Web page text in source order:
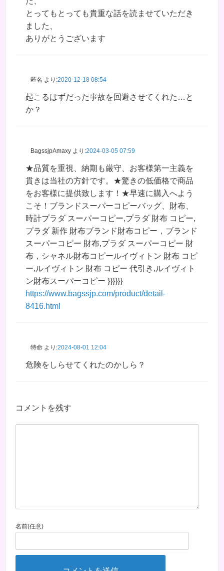
とってもとっても貴重な話を読ませていただき
ました、
ありがとうございます
匿名 より:2020-12-18 08:54
起こるはずだった事故を回避させてくれた…と
か？
BagssjpAmaxy より:2024-03-05 07:59
★品質を重視、納期も厳守、お客様第一主義を
貫きは当社の方針です。★驚きの低価格で商品
をお客様に提供致します！★早速に購入へよう
こそ！ブランドスーパーコピーバッグ、財布、
時計プラダ スーパーコピー,プラダ 財布 コピー,
プラダ 新作 財布ブランド財布コピー，ブランド
スーパーコピー 財布,プラダ スーパーコピー 財
布，シャネル財布コピールイヴィトン 財布 コピ
ー,ルイヴィトン 財布 コピー 代引き,ルイヴィト
ン財布スーパーコピー }}}}}}
https://www.bagssjp.com/product/detail-
8416.html
特命 より:2024-08-01 12:04
危険をしらせてくれたのかしら？
コメントを残す
名前(任意)